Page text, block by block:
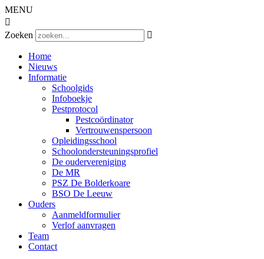
MENU

Zoeken

Home
Nieuws
Informatie
Schoolgids
Infoboekje
Pestprotocol
Pestcoördinator
Vertrouwenspersoon
Opleidingsschool
Schoolondersteuningsprofiel
De oudervereniging
De MR
PSZ De Bolderkoare
BSO De Leeuw
Ouders
Aanmeldformulier
Verlof aanvragen
Team
Contact